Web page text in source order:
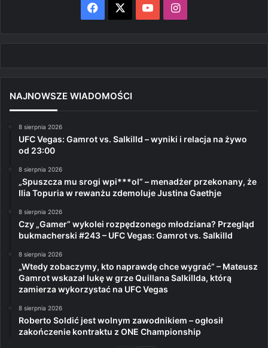
Facebook YouTubeInstagram
NAJNOWSZE WIADOMOŚCI
8 sierpnia 2026
UFC Vegas: Gamrot vs. Salkilld – wyniki i relacja na żywo
od 23:00
8 sierpnia 2026
„Spuszcza mu srogi wpi***ol” – menadżer przekonany, że
Ilia Topuria w rewanżu zdemoluje Justina Gaethje
8 sierpnia 2026
Czy „Gamer” wykolei rozpędzonego młodziana? Przegląd
bukmacherski #243 – UFC Vegas: Gamrot vs. Salkilld
8 sierpnia 2026
„Wtedy zobaczymy, kto naprawdę chce wygrać” – Mateusz
Gamrot wskazał lukę w grze Quillana Salkillda, którą
zamierza wykorzystać na UFC Vegas
8 sierpnia 2026
Roberto Soldić jest wolnym zawodnikiem – ogłosił
zakończenie kontraktu z ONE Championship